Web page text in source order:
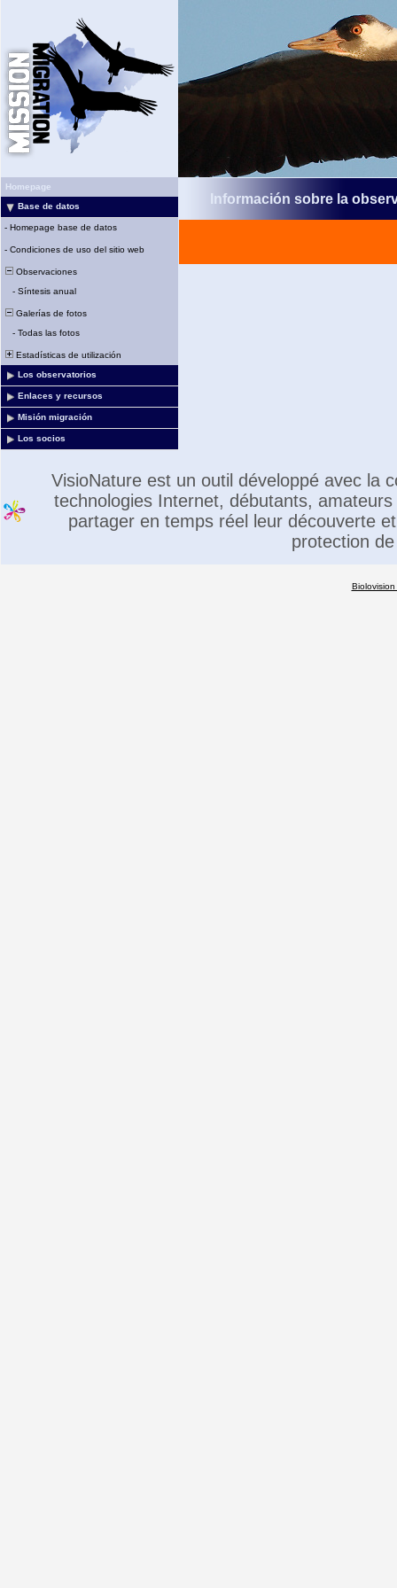
Homepage
Base de datos
- Homepage base de datos
- Condiciones de uso del sitio web
Observaciones
- Síntesis anual
Galerías de fotos
- Todas las fotos
Estadísticas de utilización
Los observatorios
Enlaces y recursos
Misión migración
Los socios
Información sobre la
VisioNature est un outil développé avec la
technologies Internet, débutants,
partager en temps réel leur découverte
protection
Biolovision